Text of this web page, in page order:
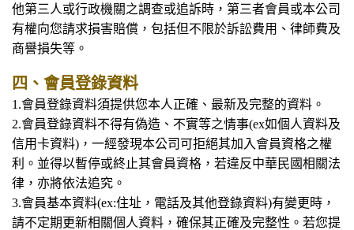
他第三人或行政機關之調查或追訴時，第三者會員或本公司
有權向您請求損害賠償，包括但不限於訴訟費用、律師費及
商譽損失等。
四、會員登錄資料
1.會員登錄資料須提供您本人正確、最新及完整的資料。
2.會員登錄資料不得有偽造、不實等之情事(ex如個人資料及
信用卡資料)，一經發現本公司可拒絕其加入會員資格之權
利。並得以暫停或終止其會員資格，若違反中華民國相關法
律，亦將依法追究。
3.會員基本資料(ex:住址，電話及其他登錄資料)有變更時，
請不定期更新相關個人資料，確保其正確及完整性。若您提